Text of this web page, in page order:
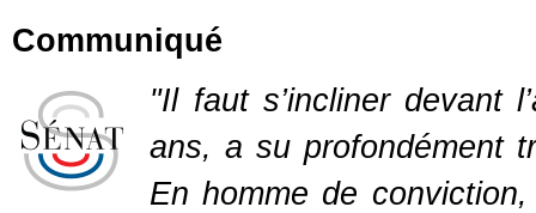
Communiqué
"Il faut s’incliner devant
ans, a su profondément
En homme de